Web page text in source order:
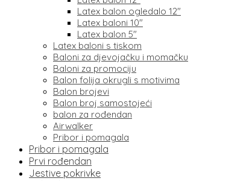
Latex balon ogledalo 12″
Latex baloni 10″
Latex balon 5″
Latex baloni s tiskom
Baloni za djevojačku i momačku
Baloni za promociju
Balon folija okrugli s motivima
Balon brojevi
Balon broj samostojeći
balon za rođendan
Airwalker
Pribor i pomagala
Pribor i pomagala
Prvi rođendan
Jestive pokrivke